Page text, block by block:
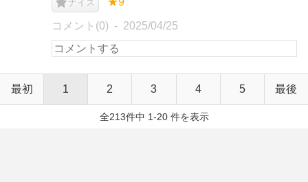
ナイス
コメント(0) 2025/04/25
最初 1 2 3 4 5 最後
全213件中 1-20 件を表示